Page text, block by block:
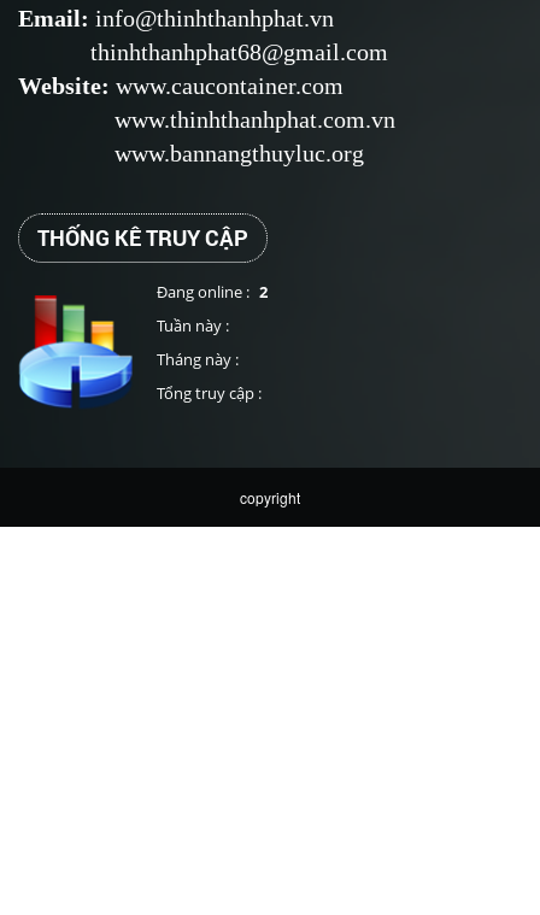
Email: info@thinhthanhphat.vn
thinhthanhphat68@gmail.com
Website: www.caucontainer.com
www.thinhthanhphat.com.vn
www.bannangthuyluc.org
THỐNG KÊ TRUY CẬP
Đang online : 2
Tuần này :
Tháng này :
Tổng truy cập :
copyright